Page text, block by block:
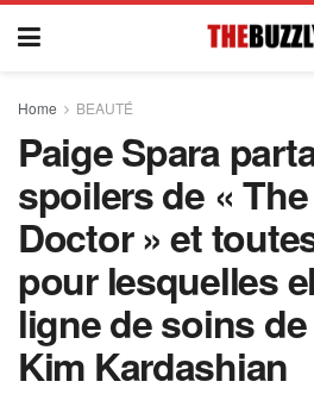
Home BEAUTÉ
Paige Spara
spoilers de «
Doctor » et
pour lesquelles
ligne de soins
Kim Kardashian